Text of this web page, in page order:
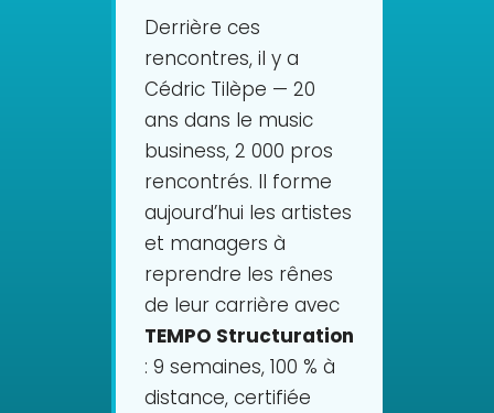
Derrière ces
rencontres, il y a
Cédric Tilèpe — 20
ans dans le music
business, 2 000 pros
rencontrés. Il forme
aujourd’hui les artistes
et managers à
reprendre les rênes
de leur carrière avec
TEMPO Structuration
: 9 semaines, 100 % à
distance, certifiée